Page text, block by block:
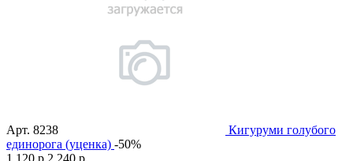
Арт. 8238
Кигуруми голубого
единорога (уценка) -50%
1 120 р.2 240 р.